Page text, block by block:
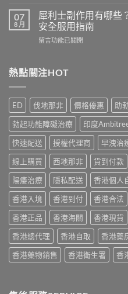
家
真
服
得
購
買
建
議〉
中
度
買？
2026
年
延
霧
選
購
指
南
與
正
貨
渠
道〉
中
士
保
健
品
2026
港
5
款
熱
門
男
士
保
健
品
真
實
比
較
與
選
購
中
07
8 月
犀利士副作用有哪些
安全服用指南
在
士
副
用
有
哪
些？
Cialis
常
見
副
作
用
完
整
說
明
與
安
全
留言功能已關閉
熱點關注HOT
ED 伐地那非 價格優惠 助
勃起功能障礙治療
印度
快速配送
授權代理商 早洩治
線上購買
西地那非 貨到付款
陽痿治療
隱私配送 香港個人
香港入境
香港到付 香港合法
香港正品
香港海關 香港現貨
香港總代理
香港自取 香港藥
香港藥物銷售
香港衛生署 香